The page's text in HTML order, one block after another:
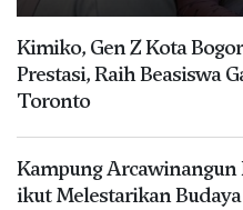
Kimiko, Gen Z Kota
Prestasi, Raih Beasiswa
Toronto
Kampung Arcawinangun
ikut Melestarikan